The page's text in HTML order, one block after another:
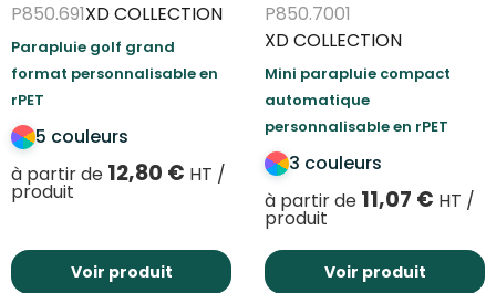
P850.691XD COLLECTION
Parapluie golf grand
format personnalisable en
rPET
5 couleurs
à partir de 12,80 € HT /
produit
Voir produit
P850.7001
XD COLLECTION
Mini parapluie compact
automatique
personnalisable en rPET
3 couleurs
à partir de 11,07 € HT /
produit
Voir produit